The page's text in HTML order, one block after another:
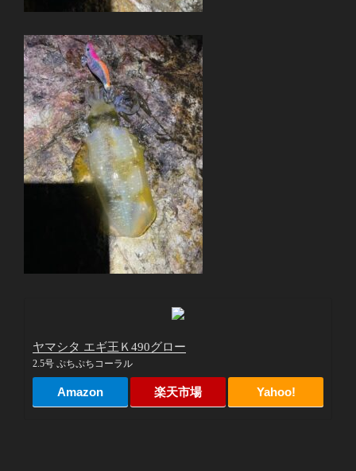
ヤマシタ エギ王Ｋ490グロー
2.5号 ぷちぷちコーラル
Amazon 楽天市場 Yahoo!